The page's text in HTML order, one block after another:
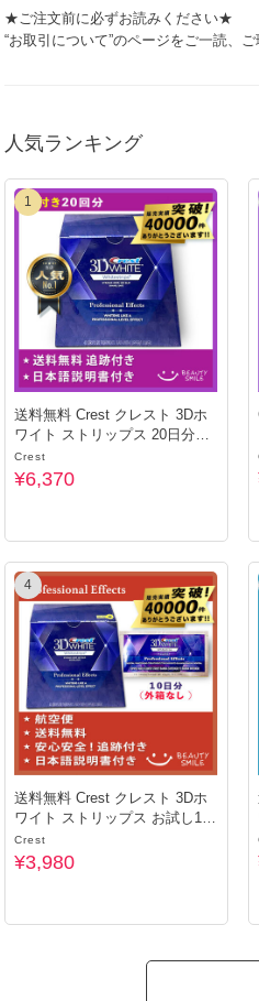
★ご注文前に必ずお読みください★
“お取引について”のページをご一読、
人気ランキング
1
送料無料 Crest クレスト 3Dホ
ワイト ストリップス 20日分箱
付き
Crest
¥6,370
4
送料無料 Crest クレスト 3Dホ
ワイト ストリップス お試し10
日分
Crest
¥3,980